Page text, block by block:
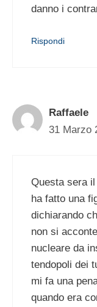
danno i
Rispondi
Raffaele
31 Marzo
Questa sera
ha fatto una
dichiarando
non si
nucleare da
tendopoli dei
mi fa una
quando era